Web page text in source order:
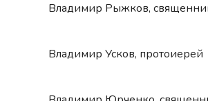
Владимир Рыжков,
Владимир Усков, протоиерей